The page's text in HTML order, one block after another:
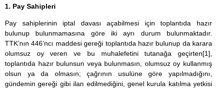
1. Pay Sahipleri
Pay sahiplerinin iptal davası açabilmesi için toplantıda hazır
bulunup bulunmamasına göre iki ayrı durum bulunmaktadır.
TTK’nın 446’ncı maddesi gereği toplantıda hazır bulunup da karara
olumsuz oy veren ve bu muhalefetini tutanağa geçirten[1],
toplantıda hazır bulunsun veya bulunmasın, olumsuz oy kullanmış
olsun ya da olmasın; çağrının usulüne göre yapılmadığını,
gündemin gereği gibi ilan edilmediğini, genel kurula katılma yetkisi